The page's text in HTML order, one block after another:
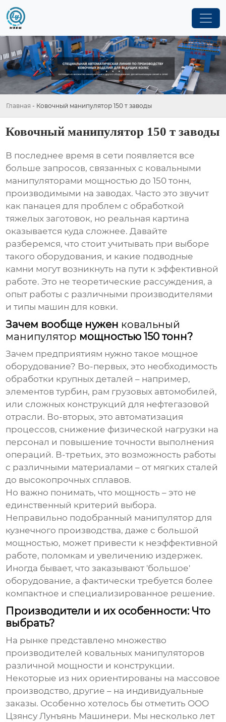
Главная - Ковочный манипулятор 150 т заводы
Ковочный манипулятор 150 т заводы
В последнее время в сети появляется все
больше запросов, связанных с ковальными
манипуляторами мощностью до 150 тонн,
производимыми на заводах. Часто это звучит
как панацея для проблем с обработкой
тяжелых заготовок, но реальная картина
оказывается куда сложнее. Давайте
разберемся, что стоит учитывать при выборе
такого оборудования, и какие подводные
камни могут возникнуть на пути к эффективной
работе. Это не теоретические рассуждения, а
опыт работы с различными производителями
и типы машин для ковки.
Зачем вообще нужен ковальный
манипулятор мощностью 150 тонн?
Зачем предприятиям нужно такое мощное
оборудование? Во-первых, это необходимость
обработки крупных деталей – например,
элементов турбин, рам грузовых автомобилей,
или сложных конструкций для нефтегазовой
отрасли. Во-вторых, это автоматизация
процессов, снижение физической нагрузки на
персонал и повышение точности выполнения
операций. В-третьих, это возможность работы
с различными материалами – от мягких сталей
до высокопрочных сплавов.
Но важно понимать, что мощность – это не
единственный критерий выбора.
Неправильно подобранный манипулятор для
кузнечного производства, даже с большой
мощностью, может привести к неэффективной
работе, поломкам и увеличению издержек.
Иногда бывает, что заказывают 'большое'
оборудование, а фактически требуется более
компактное и специализированное решение.
Производители и их особенности: Что
выбрать?
На рынке представлено множество
производителей ковальных манипуляторов
различной мощности и конструкции.
Некоторые из них ориентированы на массовое
производство, другие – на индивидуальные
заказы. Особенно хотелось бы отметить ООО
Цзянсу Лунъянь Машинери. Мы несколько лет